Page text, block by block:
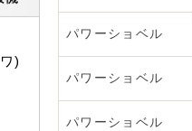
パワーショベル
パワーショベル
パワーショベル
)